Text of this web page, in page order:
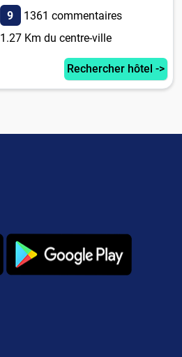
9
1361 commentaires
1.27 Km du centre-ville
Rechercher hôtel ->